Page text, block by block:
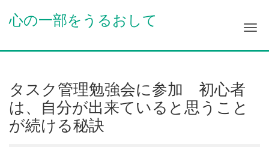
心の一部をうるおして
タスク管理勉強会に参加 初心者
は、自分が出来ていると思うこと
が続ける秘訣